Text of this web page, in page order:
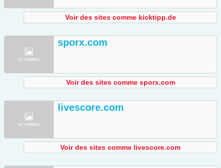
Voir des sites comme kicktipp.de
sporx.com
Voir des sites comme sporx.com
livescore.com
Voir des sites comme livescore.com